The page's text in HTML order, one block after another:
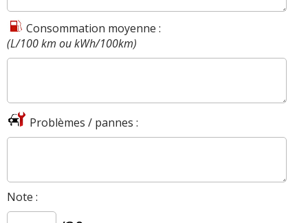
Consommation moyenne :
(L/100 km ou kWh/100km)
Problèmes / pannes :
Note :